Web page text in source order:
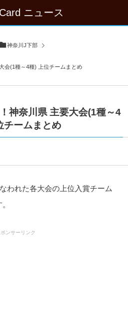
ニュース
神奈川J下部
会(1種～4種) 上位チームまとめ
神奈川県 主要大会(1種～4
チームまとめ
われた各大会の上位入賞チーム
ポンサーリンク